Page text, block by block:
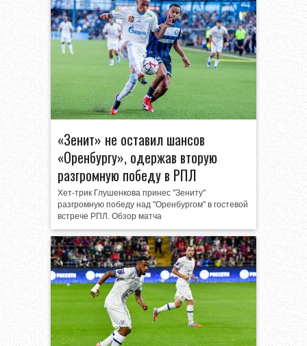
«Зенит» не оставил шансов
«Оренбургу», одержав вторую
разгромную победу в РПЛ
Хет-трик Глушенкова принес "Зениту"
разгромную победу над "Оренбургом" в гостевой
встрече РПЛ. Обзор матча